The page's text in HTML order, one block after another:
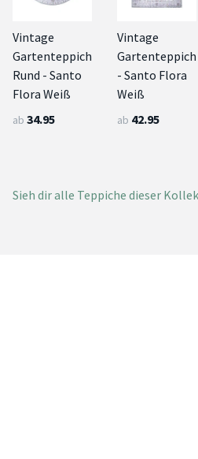
Vintage
Gartenteppich
Rund - Santo
Flora Weiß
ab 34.95
Vintage
Gartenteppich
- Santo Flora
Weiß
ab 42.95
Sieh dir alle Teppiche dieser